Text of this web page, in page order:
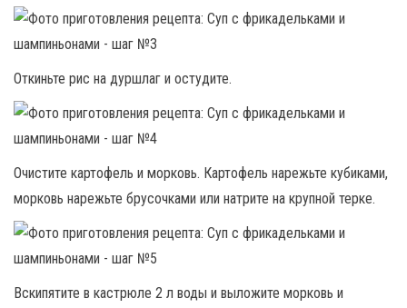
Откиньте рис на дуршлаг и остудите.
Очистите картофель и морковь. Картофель нарежьте кубиками,
морковь нарежьте брусочками или натрите на крупной терке.
Вскипятите в кастрюле 2 л воды и выложите морковь и